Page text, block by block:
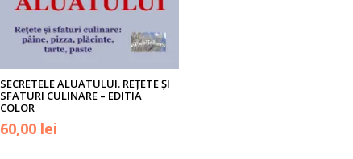
SECRETELE ALUATULUI. REŢETE ŞI
SFATURI CULINARE – EDITIA
COLOR
Prețul
60,00 lei